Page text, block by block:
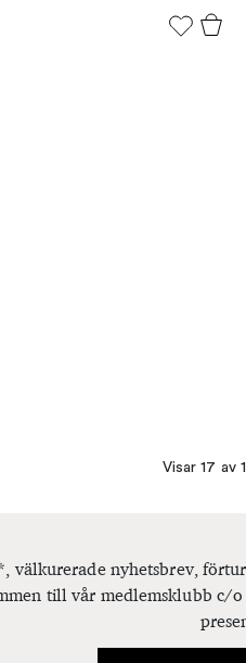
Visar 17 av
välkurerade nyhetsbrev,
till vår medlemsklubb c/